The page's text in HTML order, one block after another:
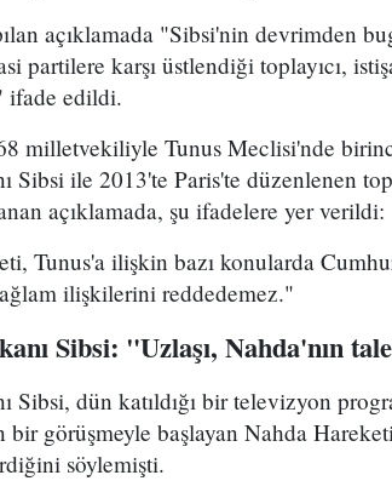
açıklamada "Sibsi'nin devrimden
partilere karşı üstlendiği toplayıcı,
edildi.
milletvekiliyle Tunus Meclisi'nde
Sibsi ile 2013'te Paris'te düzenlenen
açıklamada, şu ifadelere yer verildi:
Tunus'a ilişkin bazı konularda
ilişkilerini reddedemez."
Sibsi: "Uzlaşı, Nahda'nın
Sibsi, dün katıldığı bir televizyon
bir görüşmeyle başlayan Nahda
söylemişti.